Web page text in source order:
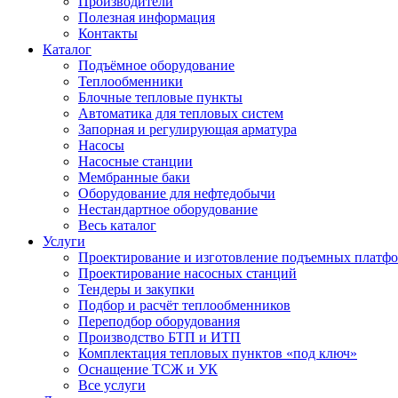
Полезная информация
Контакты
Каталог
Подъёмное оборудование
Теплообменники
Блочные тепловые пункты
Автоматика для тепловых систем
Запорная и регулирующая арматура
Насосы
Насосные станции
Мембранные баки
Оборудование для нефтедобычи
Нестандартное оборудование
Весь каталог
Услуги
Проектирование и изготовление подъемных
Проектирование насосных станций
Тендеры и закупки
Подбор и расчёт теплообменников
Переподбор оборудования
Производство БТП и ИТП
Комплектация тепловых пунктов «под ключ»
Оснащение ТСЖ и УК
Все услуги